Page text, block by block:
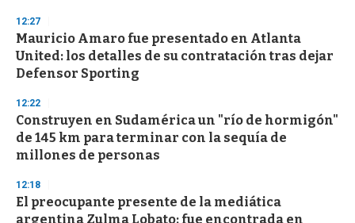
12:27
Mauricio Amaro fue presentado en Atlanta
United: los detalles de su contratación tras dejar
Defensor Sporting
12:22
Construyen en Sudamérica un "río de hormigón"
de 145 km para terminar con la sequía de
millones de personas
12:18
El preocupante presente de la mediática
argentina Zulma Lobato: fue encontrada en